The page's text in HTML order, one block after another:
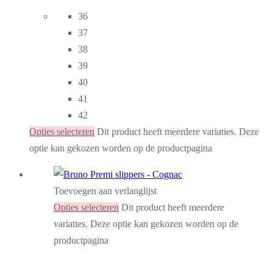
36
37
38
39
40
41
42
Opties selecteren Dit product heeft meerdere variaties. Deze
optie kan gekozen worden op de productpagina
Toevoegen aan verlanglijst
Opties selecteren Dit product heeft meerdere
variaties. Deze optie kan gekozen worden op de
productpagina